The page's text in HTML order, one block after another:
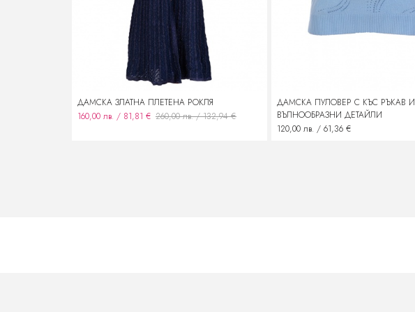
ДАМСКА ЗЛАТНА ПЛЕТЕНА РОКЛЯ
160,00 лв. / 81,81 € 260,00 лв. / 132,94 €
ДАМСКА ПУЛОВЕР С КЪС РЪКАВ И
ВЪЛНООБРАЗНИ ДЕТАЙЛИ
120,00 лв. / 61,36 €